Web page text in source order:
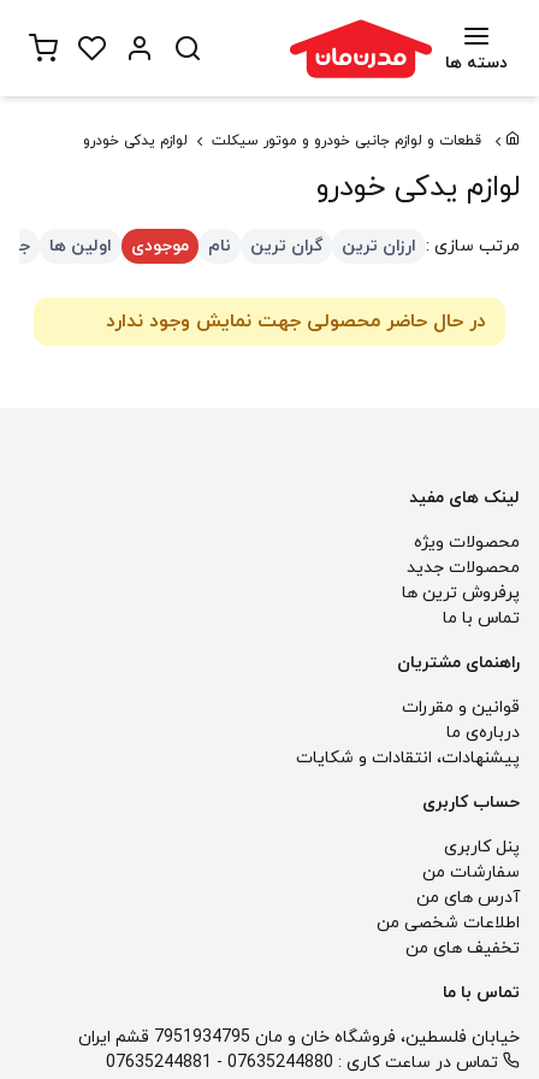
دسته ها
قطعات و لوازم جانبی خودرو و موتور سیکلت لوازم یدکی خودرو
لوازم یدکی خودرو
مرتب سازی : ارزان ترین گران ترین نام موجودی اولین ها
در حال حاضر محصولی جهت نمایش وجود ندارد
لینک های مفید
محصولات ویژه
محصولات جدید
پرفروش ترین‌ ها
تماس با ما
راهنمای مشتریان
قوانین و مقررات
درباره‌ی ما
پيشنهادات، انتقادات و شكايات
حساب کاربری
پنل کاربری
سفارشات من
آدرس های من
اطلاعات شخصی من
تخفیف های من
تماس با ما
خیابان فلسطین، فروشگاه خان و مان 7951934795 قشم ایران
تماس در ساعت کاری : 07635244880
-
07635244881